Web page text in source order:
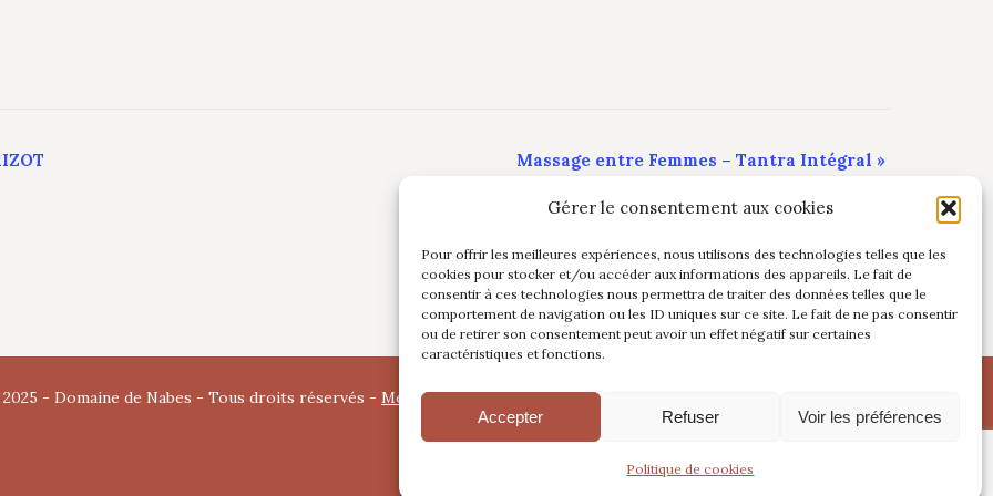
Gérer le consentement aux cookies
Pour offrir les meilleures expériences, nous utilisons des technologies telles que les
cookies pour stocker et/ou accéder aux informations des appareils. Le fait de
consentir à ces technologies nous permettra de traiter des données telles que le
comportement de navigation ou les ID uniques sur ce site. Le fait de ne pas consentir
ou de retirer son consentement peut avoir un effet négatif sur certaines
caractéristiques et fonctions.
Accepter Refuser Voir les préférences
Politique de cookies
Massage entre Femmes – Tantra Intégral »
- Domaine de Nabes - Tous droits réservés - Mentions légales